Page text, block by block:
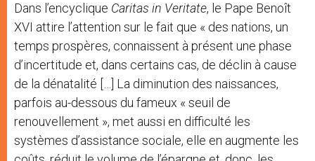
Dans l’encyclique Caritas in Veritate, le Pape Benoît
XVI attire l’attention sur le fait que « des nations, un
temps prospères, connaissent à présent une phase
d’incertitude et, dans certains cas, de déclin à cause
de la dénatalité […] La diminution des naissances,
parfois au-dessous du fameux « seuil de
renouvellement », met aussi en difficulté les
systèmes d’assistance sociale, elle en augmente les